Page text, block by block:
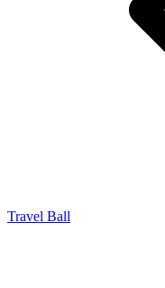
Travel Ball